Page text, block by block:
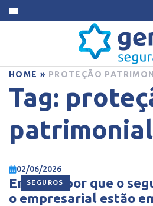
HOME » PROTEÇÃO
Tag:
patrimonial
SEGUROS
02/06/2026
Entenda por que o
o empresarial estão